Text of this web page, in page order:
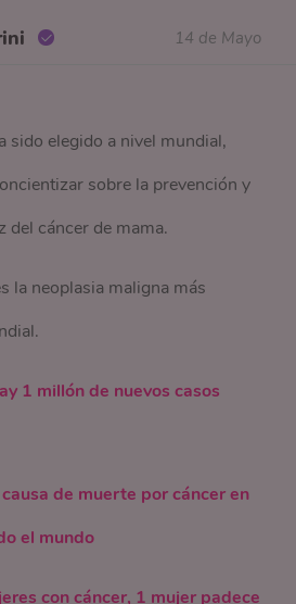
14 de Mayo
sido elegido a nivel mundial,
sobre la prevención y
del cáncer de mama.
la neoplasia maligna más
1 millón de nuevos casos
de muerte por cáncer en
el mundo
con cáncer, 1 mujer padece